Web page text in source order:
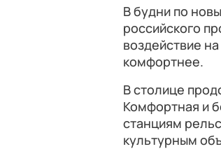
В будни по
российского
воздействие
комфортнее.
В столице
Комфортная и
станциям
культурным